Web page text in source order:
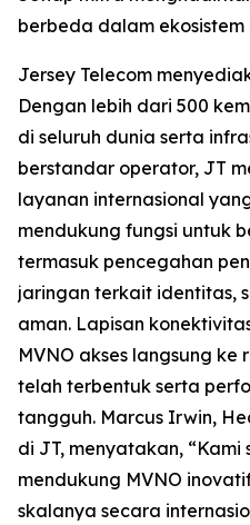
berbeda dalam ekosistem
Jersey Telecom
Dengan lebih dari 500
di seluruh dunia serta
berstandar operator, JT
layanan internasional
mendukung fungsi untuk
termasuk pencegahan
jaringan terkait identitas,
aman. Lapisan
MVNO akses langsung
telah terbentuk serta
tangguh. Marcus Irwin,
di JT, menyatakan,
mendukung MVNO
skalanya secara